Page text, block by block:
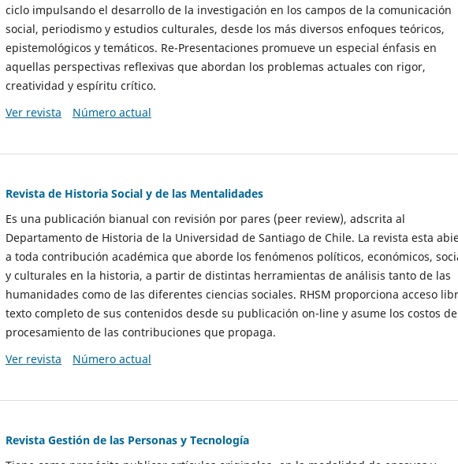
ciclo impulsando el desarrollo de la investigación en los campos de la comunicación
social, periodismo y estudios culturales, desde los más diversos enfoques teóricos,
epistemológicos y temáticos. Re-Presentaciones promueve un especial énfasis en
aquellas perspectivas reflexivas que abordan los problemas actuales con rigor,
creatividad y espíritu crítico.
Ver revista
Número actual
Revista de Historia Social y de las Mentalidades
Es una publicación bianual con revisión por pares (peer review), adscrita al
Departamento de Historia de la Universidad de Santiago de Chile. La revista esta
a toda contribución académica que aborde los fenómenos políticos, económicos,
y culturales en la historia, a partir de distintas herramientas de análisis tanto de las
humanidades como de las diferentes ciencias sociales. RHSM proporciona acceso
texto completo de sus contenidos desde su publicación on-line y asume los costos de
procesamiento de las contribuciones que propaga.
Ver revista
Número actual
Revista Gestión de las Personas y Tecnología